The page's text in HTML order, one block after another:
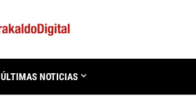
ÚLTIMAS NOTICIAS